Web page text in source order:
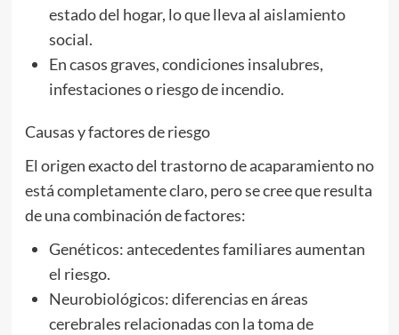
estado del hogar, lo que lleva al aislamiento
social.
En casos graves, condiciones insalubres,
infestaciones o riesgo de incendio.
Causas y factores de riesgo
El origen exacto del trastorno de acaparamiento no
está completamente claro, pero se cree que resulta
de una combinación de factores:
Genéticos: antecedentes familiares aumentan
el riesgo.
Neurobiológicos: diferencias en áreas
cerebrales relacionadas con la toma de